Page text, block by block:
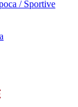
/ Sportive